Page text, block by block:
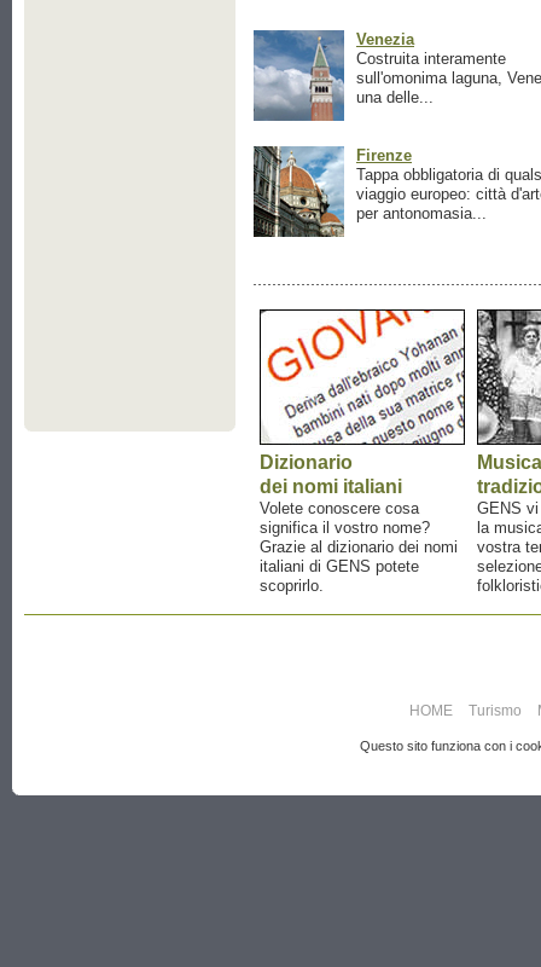
Venezia
Costruita interamente
sull'omonima laguna,
una delle...
Firenze
Tappa obbligatoria di
viaggio europeo: città
per antonomasia...
Dizionario
dei nomi italiani
Volete conoscere cosa
significa il vostro nome?
Grazie al dizionario dei nomi
italiani di GENS potete
scoprirlo.
Musica
GENS
la
vostra
HOME Turismo
Questo sito funziona con i